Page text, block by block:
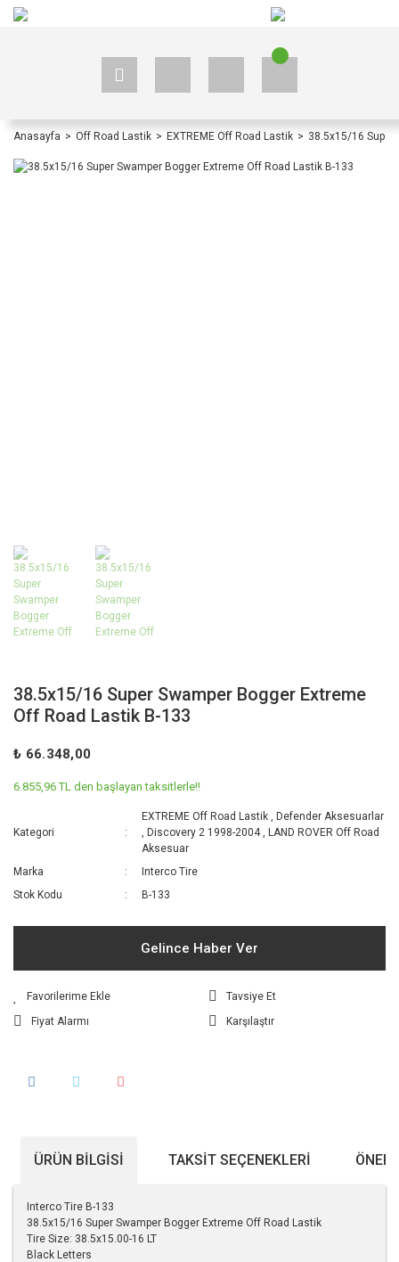
Anasayfa Off Road Lastik EXTREME Off Road Lastik 38.5x15/16 Super
38.5x15/16 Super Swamper Bogger Extreme
Off Road Lastik B-133
₺ 66.348,00
6.855,96 TL den başlayan taksitlerle!!
Kategori
EXTREME Off Road Lastik ,Defender Aksesuarlar
,Discovery 2 1998-2004 ,LAND ROVER Off Road
Aksesuar
Marka
Interco Tire
Stok Kodu
B-133
Gelince Haber Ver
Tavsiye Et
Fiyat Alarmı
Karşılaştır
ÜRÜN BILGISI TAKSIT SEÇENEKLERI
Interco Tire B-133
38.5x15/16 Super Swamper Bogger Extreme Off Road Lastik
Tire Size: 38.5x15.00-16 LT
Black Letters